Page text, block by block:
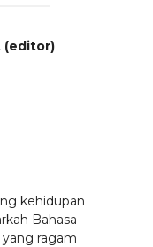
(editor)
kehidupan
Bahasa
ragam